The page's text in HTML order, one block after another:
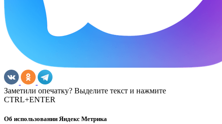
Заметили опечатку? Выделите текст и нажмите
CTRL+ENTER
Об использовании Яндекс Метрика